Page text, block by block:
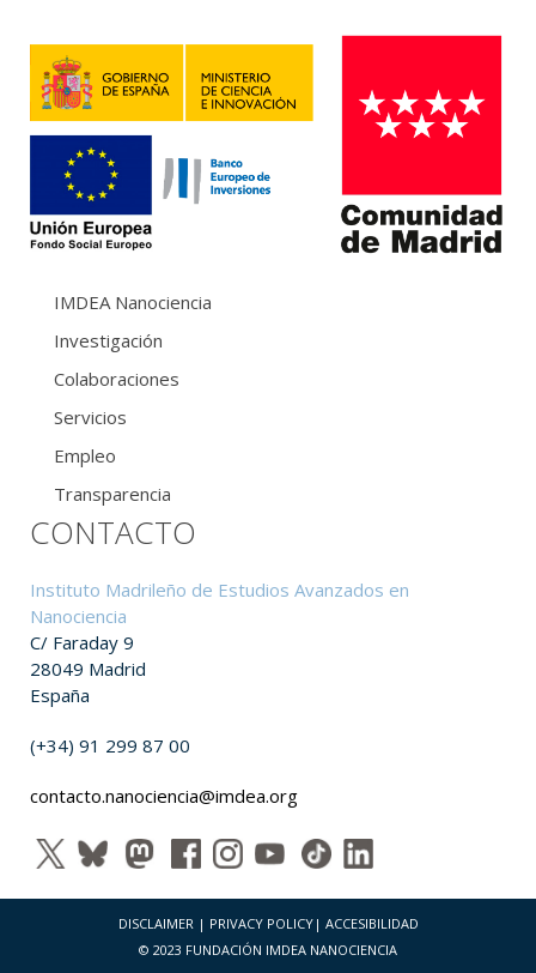
IMDEA Nanociencia
Investigación
Colaboraciones
Servicios
Empleo
Transparencia
CONTACTO
Instituto Madrileño de Estudios Avanzados en
Nanociencia
C/ Faraday 9
28049 Madrid
España
(+34) 91 299 87 00
contacto.nanociencia@imdea.org
DISCLAIMER| PRIVACY POLICY| ACCESIBILIDAD
© 2023 FUNDACIÓN IMDEA NANOCIENCIA